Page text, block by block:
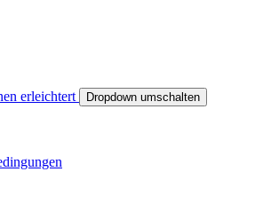
erleichtert Dropdown umschalten